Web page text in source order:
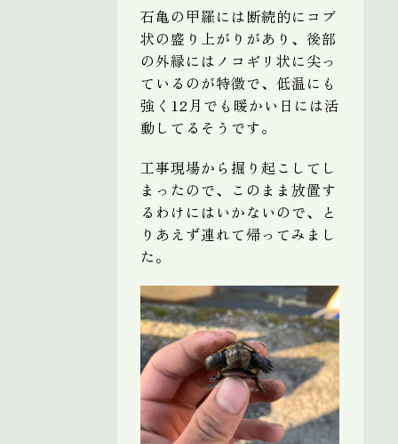
石亀の甲羅には断続的にコブ
状の盛り上がりがあり、後部
の外縁にはノコギリ状に尖っ
ているのが特徴で、低温にも
強く12月でも暖かい日には活
動してるそうです。
工事現場から掘り起こしてし
まったので、このまま放置す
るわけにはいかないので、と
りあえず連れて帰ってみまし
た。